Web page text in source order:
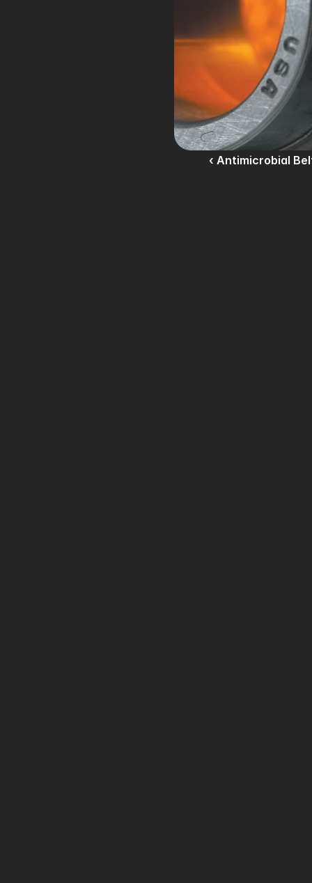
‹ Antimicrobial